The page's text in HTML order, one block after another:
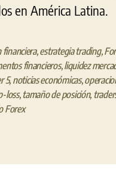
en América Latina.
financiera,estrategia trading,
financieros,liquidez
5,noticias económicas,
loss, tamaño de posición,
Forex